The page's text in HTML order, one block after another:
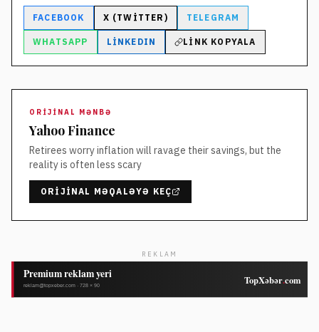
FACEBOOK X (TWITTER) TELEGRAM
WHATSAPP LINKEDIN LINK KOPYALA
ORIJINAL MƏNBƏ
Yahoo Finance
Retirees worry inflation will ravage their savings, but the
reality is often less scary
ORIJINAL MƏQALƏYƏ KEÇ
REKLAM